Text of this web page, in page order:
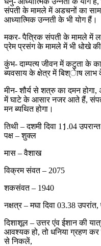
संपती के मामले में अडचनों का
आध्यात्मिक उन्नती के भी योग हैं।
मकर- पैत्रिक संपती के मामले में
प्रेम प्रसंग के मामले में भी धोखे
कुंभ- दाम्पत्य जीवन में कटुता के
ब्यवसाय के क्षेत्र में बिश्ेाष लाभ
मीन- शौर्य से शत्रु का दमन
में घाटे के आसार नजर आते हैं,
मन ब्यथित होगा।
तिथी – दशमी दिवा 11़़.04
पक्ष – शुक्ल
मास – वैशाख
विक्रम संवत – 2075
शकसंवत – 1940
नक्षत्र – मघा दिवा 03.38 उपरांत,
दिशाशूल – उत्तर एंव ईशान की
आवश्यक हो, तो धनिया ग्रहण कर
से निकलें,